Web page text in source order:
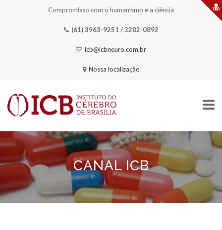
Compromisso com o humanismo e a ciência
(61) 3963-9251 / 3202-0892
icb@icbneuro.com.br
Nossa localização
Skip
to
content
HOME CANAL ICB